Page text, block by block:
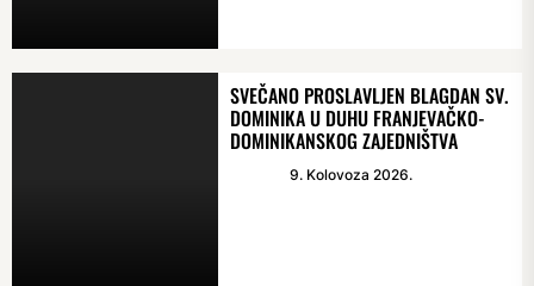
SVEČANO PROSLAVLJEN BLAGDAN SV.
DOMINIKA U DUHU FRANJEVAČKO-
DOMINIKANSKOG ZAJEDNIŠTVA
9. Kolovoza 2026.